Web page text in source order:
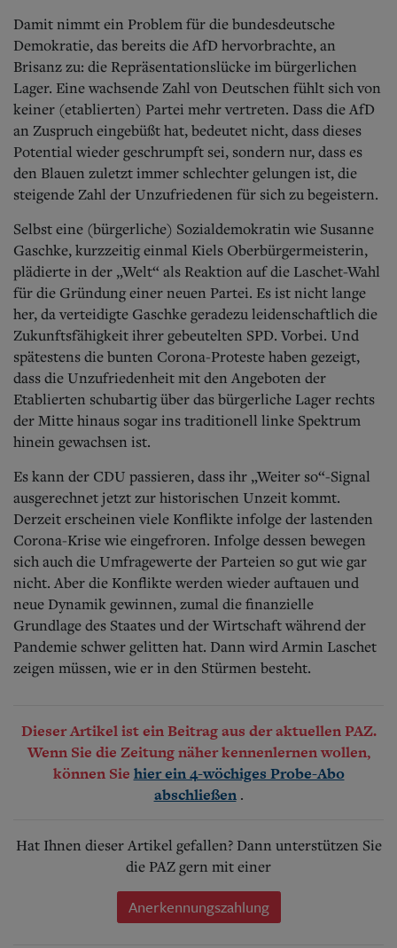
Damit nimmt ein Problem für die bundesdeutsche
Demokratie, das bereits die AfD hervorbrachte, an
Brisanz zu: die Repräsentationslücke im bürgerlichen
Lager. Eine wachsende Zahl von Deutschen fühlt sich von
keiner (etablierten) Partei mehr vertreten. Dass die AfD
an Zuspruch eingebüßt hat, bedeutet nicht, dass dieses
Potential wieder geschrumpft sei, sondern nur, dass es
den Blauen zuletzt immer schlechter gelungen ist, die
steigende Zahl der Unzufriedenen für sich zu begeistern.
Selbst eine (bürgerliche) Sozialdemokratin wie Susanne
Gaschke, kurzzeitig einmal Kiels Oberbürgermeisterin,
plädierte in der „Welt“ als Reaktion auf die Laschet-Wahl
für die Gründung einer neuen Partei. Es ist nicht lange
her, da verteidigte Gaschke geradezu leidenschaftlich die
Zukunftsfähigkeit ihrer gebeutelten SPD. Vorbei. Und
spätestens die bunten Corona-Proteste haben gezeigt,
dass die Unzufriedenheit mit den Angeboten der
Etablierten schubartig über das bürgerliche Lager rechts
der Mitte hinaus sogar ins traditionell linke Spektrum
hinein gewachsen ist.
Es kann der CDU passieren, dass ihr „Weiter so“-Signal
ausgerechnet jetzt zur historischen Unzeit kommt.
Derzeit erscheinen viele Konflikte infolge der lastenden
Corona-Krise wie eingefroren. Infolge dessen bewegen
sich auch die Umfragewerte der Parteien so gut wie gar
nicht. Aber die Konflikte werden wieder auftauen und
neue Dynamik gewinnen, zumal die finanzielle
Grundlage des Staates und der Wirtschaft während der
Pandemie schwer gelitten hat. Dann wird Armin Laschet
zeigen müssen, wie er in den Stürmen besteht.
Dieser Artikel ist ein Beitrag aus der aktuellen PAZ.
Wenn Sie die Zeitung näher kennenlernen wollen,
können Sie hier ein 4-wöchiges Probe-Abo
abschließen .
Hat Ihnen dieser Artikel gefallen? Dann unterstützen Sie
die PAZ gern mit einer
Anerkennungszahlung